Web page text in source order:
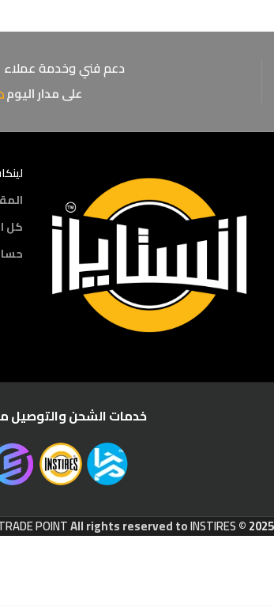
دعم فني وخدمة عملاء
على مدار اليوم
كل
خدمات الشحن والتوصيل
POINTAll rights reserved toINSTIRES© 2025